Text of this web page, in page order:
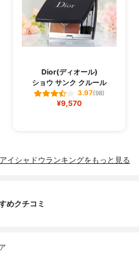
Dior(ディオール)
ショウ サンク クルール
3.97(98)
¥9,570
アイシャドウランキングをもっと見る
めクチコミ